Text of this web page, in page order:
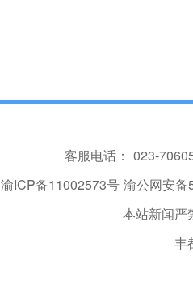
客服电话： 023-
渝ICP备11002573号 渝公网安
本站新闻严
丰